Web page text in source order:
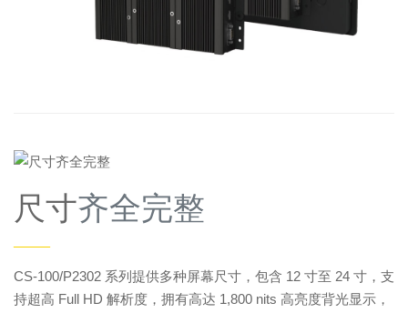
尺寸齐全完整
——
CS-100/P2302 系列提供多种屏幕尺寸，包含 12 寸至 24 寸，支
持超高 Full HD 解析度，拥有高达 1,800 nits 高亮度背光显示，